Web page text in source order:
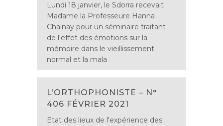
Lundi 18 janvier, le Sdorra recevait
Madame la Professeure Hanna
Chainay pour un séminaire traitant
de l'effet des émotions sur la
mémoire dans le vieillissement
normal et la mala
L’ORTHOPHONISTE – N°
406 FÉVRIER 2021
Etat des lieux de l'expérience des